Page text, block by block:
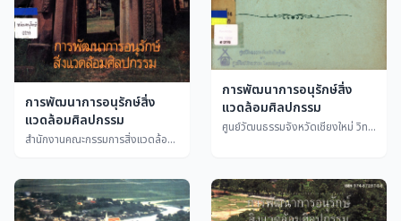
การพัฒนาการอนุรักษ์สิ่ง
แวดล้อมศิลปกรรม
สำนักงานคณะกรรมการสิ่งแวดล้อมแห่งชาติ กระทรวงวิทยาศาสตร์ เทคโนโลยีและการพลังงาน
การพัฒนาการอนุรักษ์สิ่ง
แวดล้อมศิลปกรรม
ศูนย์วัฒนธรรมจังหวัดเชียงใหม่ วิทยาลัยครูเชียงใหม่ และศูนย์ศิลปวัฒนธรรม วิทยาลัยครูเชียงใหม่